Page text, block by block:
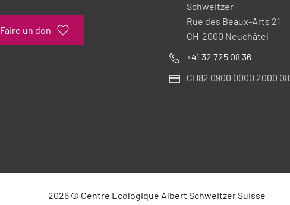
Faire un don
Schweitzer
Rue des Beaux-Arts 21
CH-2000 Neuchâtel
+41 32 725 08 36
CH82 0900 0000 2000
2026 © Centre Ecologique Albert Schweitzer Suisse